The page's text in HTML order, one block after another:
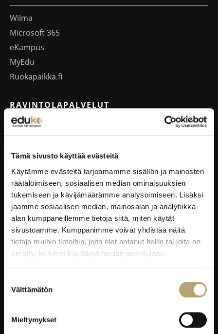
Tämä sivusto käyttää evästeitä
Käytämme evästeitä tarjoamamme sisällön ja mainosten
räätälöimiseen, sosiaalisen median ominaisuuksien
tukemiseen ja kävijämäärämme analysoimiseen. Lisäksi
jaamme sosiaalisen median, mainosalan ja analytiikka-
alan kumppaneillemme tietoja siitä, miten käytät
sivustoamme. Kumppanimme voivat yhdistää näitä
tietoja muihin tietoihin, joita olet antanut heille tai joita on
kerätty, kun olet käyttänyt heidän palvelujaan.
valinta
Välttämätön
Mieltymykset
Wilma
Microsoft 365
eKampus
MyEdu
Ruokapaikka.fi
RAVINTOLAPALVELUT
EduCafé
Kokous-, koulutus- ja juhlapalvelut
Oiva-raportit
YRITYKSILLE
Työelämäpalvelut
Kortti- ja pätevyyskoulutukset
Oppisopimus
EDUKO